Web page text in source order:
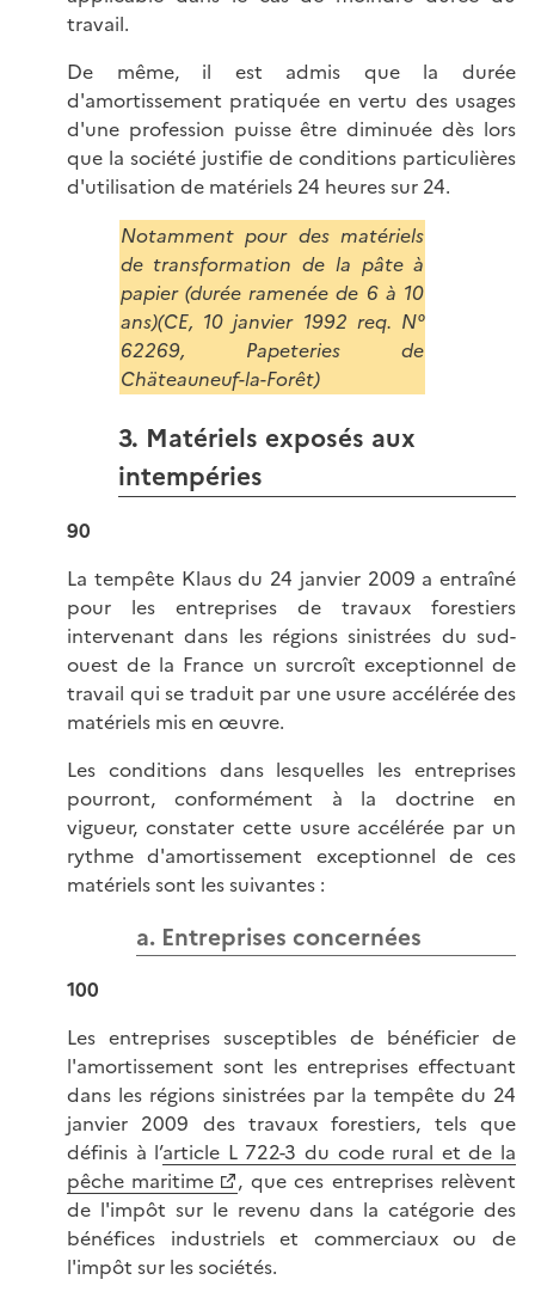
travail.
De même, il est admis que la durée
d'amortissement pratiquée en vertu des usages
d'une profession puisse être diminuée dès lors
que la société justifie de conditions particulières
d'utilisation de matériels 24 heures sur 24.
Notamment pour des matériels
de transformation de la pâte à
papier (durée ramenée de 6 à 10
ans)(CE, 10 janvier 1992 req. N°
62269, Papeteries de
Chäteauneuf-la-Forêt)
3. Matériels exposés aux
intempéries
90
La tempête Klaus du 24 janvier 2009 a entraîné
pour les entreprises de travaux forestiers
intervenant dans les régions sinistrées du sud-
ouest de la France un surcroît exceptionnel de
travail qui se traduit par une usure accélérée des
matériels mis en œuvre.
Les conditions dans lesquelles les entreprises
pourront, conformément à la doctrine en
vigueur, constater cette usure accélérée par un
rythme d'amortissement exceptionnel de ces
matériels sont les suivantes :
a. Entreprises concernées
100
Les entreprises susceptibles de bénéficier de
l'amortissement sont les entreprises effectuant
dans les régions sinistrées par la tempête du 24
janvier 2009 des travaux forestiers, tels que
définis à l’article L 722-3 du code rural et de la
pêche maritime
, que ces entreprises relèvent
de l'impôt sur le revenu dans la catégorie des
bénéfices industriels et commerciaux ou de
l'impôt sur les sociétés.